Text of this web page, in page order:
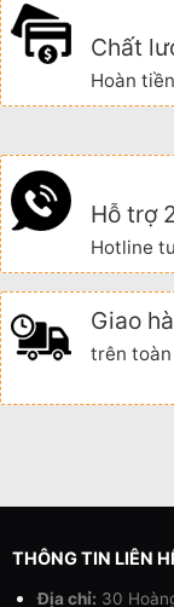
Chất
Hoàn
Hỗ trợ
Hotline
Giao
trên
THÔNG TIN LIÊN
Địa chỉ: 30